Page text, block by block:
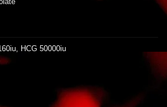
HCG 50000iu